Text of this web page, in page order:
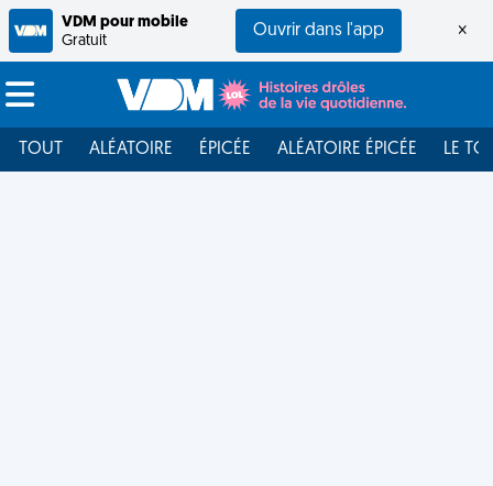
VDM pour mobile
Gratuit
Ouvrir dans l'app ×
TOUT ALÉATOIRE ÉPICÉE ALÉATOIRE ÉPICÉE LE